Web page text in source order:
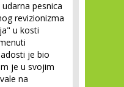
pesnica
revizionizma
u kosti
je bio
je u svojim
na